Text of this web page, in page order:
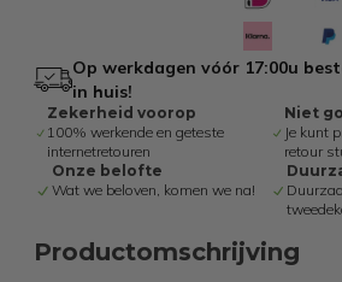
Op werkdagen vóór 17:00u
in huis!
Zekerheid voorop
100% werkende en geteste
internetretouren
Niet
Je kunt
retour
Onze belofte
Wat we beloven, komen we na!
Productomschrijving